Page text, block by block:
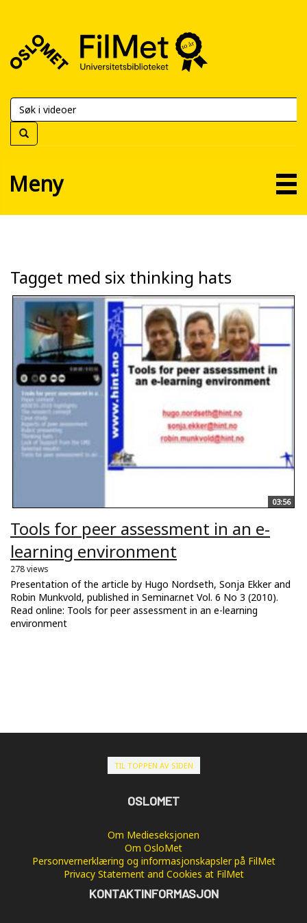
FilMet
Universitetsbiblioteket
Meny
Tagget med six thinking hats
03:56
Tools for peer assessment in an e-
learning environment
278 views
Presentation of the article by Hugo Nordseth, Sonja Ekker and
Robin Munkvold, published in Seminar.net Vol. 6 No 3 (2010).
Read online: Tools for peer assessment in an e-learning
environment
TIL TOPPEN AV SIDEN
OSLOMET
Om Medieseksjonen
Om OsloMet
Personvernerklæring og informasjonskapsler på FilMet
Privacy Statement and Cookies at FilMet
KONTAKTINFORMASJON